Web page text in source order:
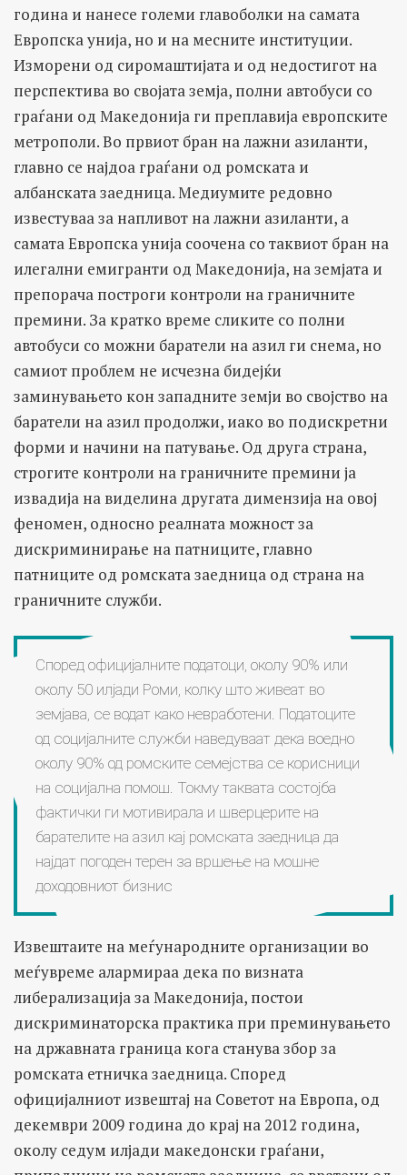
година и нанесе големи главоболки на самата
Европска унија, но и на месните институции.
Изморени од сиромаштијата и од недостигот на
перспектива во својата земја, полни автобуси со
граѓани од Македонија ги преплавија европските
метрополи. Во првиот бран на лажни азиланти,
главно се најдоа граѓани од ромската и
албанската заедница. Медиумите редовно
известуваа за напливот на лажни азиланти, а
самата Европска унија соочена со таквиот бран на
илегални емигранти од Македонија, на земјата и
препорача построги контроли на граничните
премини. За кратко време сликите со полни
автобуси со можни баратели на азил ги снема, но
самиот проблем не исчезна бидејќи
заминувањето кон западните земји во својство на
баратели на азил продолжи, иако во подискретни
форми и начини на патување. Од друга страна,
строгите контроли на граничните премини ја
извадија на виделина другата димензија на овој
феномен, односно реалната можност за
дискриминирање на патниците, главно
патниците од ромската заедница од страна на
граничните служби.
Според официјалните податоци, околу 90% или
околу 50 илјади Роми, колку што живеат во
земјава, се водат како невработени. Податоците
од социјалните служби наведуваат дека воедно
околу 90% од ромските семејства се корисници
на социјална помош. Токму таквата состојба
фактички ги мотивирала и шверцерите на
барателите на азил кај ромската заедница да
најдат погоден терен за вршење на мошне
доходовниот бизнис
Извештаите на меѓународните организации во
меѓувреме алармираа дека по визната
либерализација за Македонија, постои
дискриминаторска практика при преминувањето
на државната граница кога станува збор за
ромската етничка заедница. Според
официјалниот извештај на Советот на Европа, од
декември 2009 година до крај на 2012 година,
околу седум илјади македонски граѓани,